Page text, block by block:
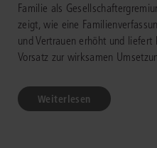
Familie als
zeigt, wie eine
und Vertrauen erhöht und
Vorsatz zur wirksamen
Weiterlesen